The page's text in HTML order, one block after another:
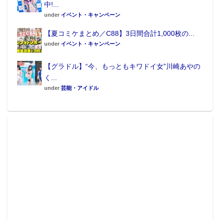
中!...
under イベント・キャンペーン
【夏コミケまとめ／C88】3日間合計1,000枚の...
under イベント・キャンペーン
【グラドル】“今、もっともキワドイ女”川崎あやの
く...
under 芸能・アイドル